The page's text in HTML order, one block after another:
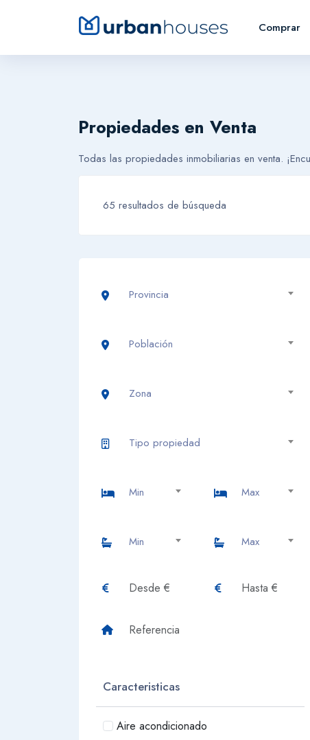
Comprar
Propiedades en Venta
Todas las propiedades inmobiliarias en venta.
65 resultados de búsqueda
Provincia
Población
Zona
Tipo propiedad
Min Max
Min Max
Caracteristicas
Aire acondicionado